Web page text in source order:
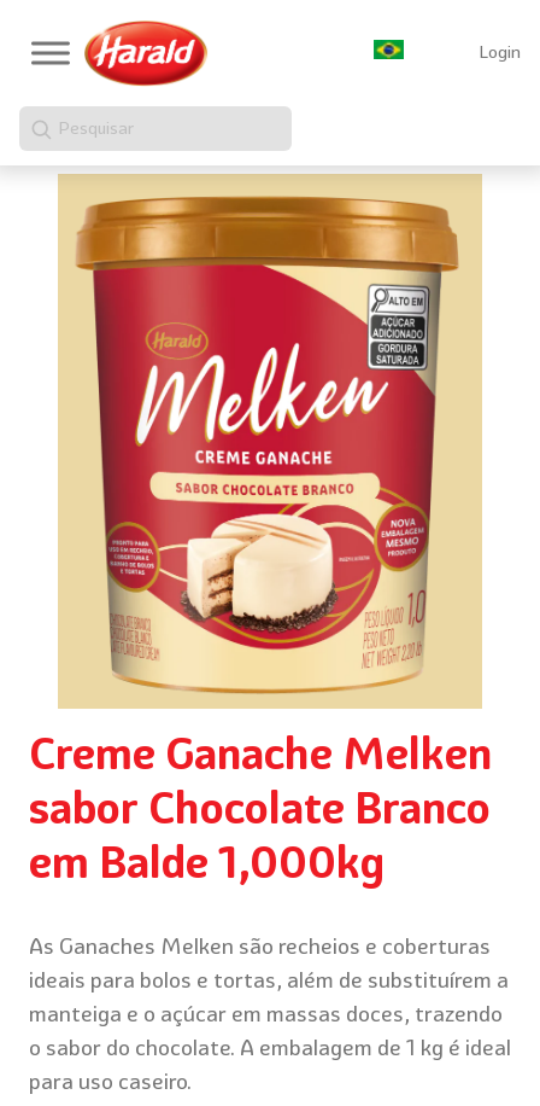
Login
Pesquisar
Creme Ganache Melken
sabor Chocolate Branco
em Balde 1,000kg
As Ganaches Melken são recheios e coberturas
ideais para bolos e tortas, além de substituírem a
manteiga e o açúcar em massas doces, trazendo
o sabor do chocolate. A embalagem de 1 kg é ideal
para uso caseiro.